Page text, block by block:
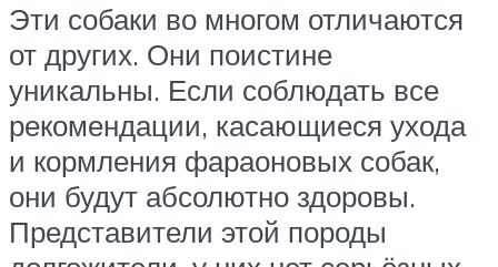
Эти собаки во многом отличаются
от других. Они поистине
уникальны. Если соблюдать все
рекомендации, касающиеся ухода
и кормления фараоновых собак,
они будут абсолютно здоровы.
Представители этой породы